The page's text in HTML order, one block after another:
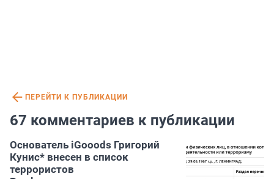
ПЕРЕЙТИ К ПУБЛИКАЦИИ
67 комментариев к публикации
Основатель iGooods Григорий
Кунис* внесен в список
террористов